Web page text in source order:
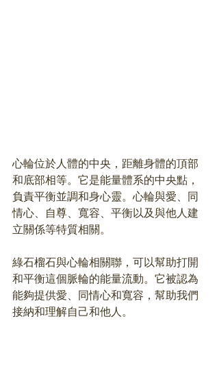
心輪位於人體的中央，距離身體的頂部
和底部相等。它是能量體系的中央點，
負責平衡並調和身心靈。心輪與愛、同
情心、自尊、寬容、平衡以及與他人建
立關係等特質相關。
綠石榴石與心輪相關聯，可以幫助打開
和平衡這個脈輪的能量流動。它被認為
能夠提供愛、同情心和寬容，幫助我們
接納和理解自己和他人。